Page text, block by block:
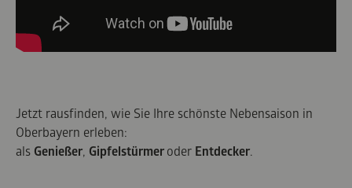
Jetzt rausfinden, wie Sie Ihre schönste Nebensaison in
Oberbayern erleben:
als Genießer, Gipfelstürmeroder Entdecker.